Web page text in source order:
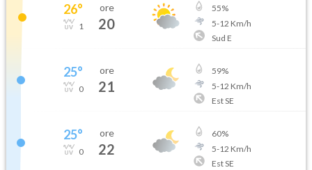
26°
1
ore
20
55%
5-12 Km/h
Sud E
25°
0
ore
21
59%
5-12 Km/h
Est SE
25°
0
ore
22
60%
5-12 Km/h
Est SE